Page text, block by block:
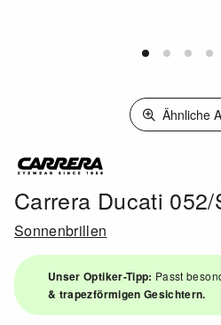
Ähnliche
Carrera Ducati
Sonnenbrillen
Unser Optiker-Tipp: Passt
& trapezförmigen Gesichtern.